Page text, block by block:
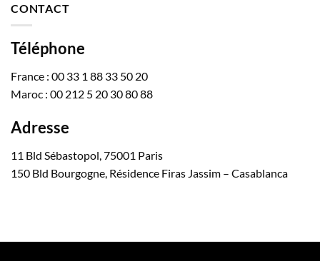
CONTACT
Téléphone
France : 00 33 1 88 33 50 20
Maroc : 00 212 5 20 30 80 88
Adresse
11 Bld Sébastopol, 75001 Paris
150 Bld Bourgogne, Résidence Firas Jassim – Casablanca